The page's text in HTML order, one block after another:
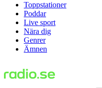
Toppstationer
Poddar
Live sport
Nära dig
Genrer
Ämnen